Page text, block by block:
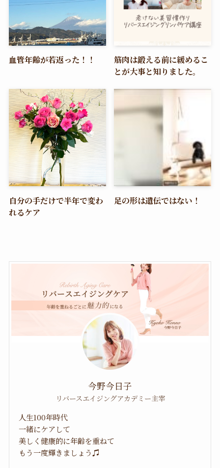
血管年齢が若返った！！
筋肉は鍛える前に緩めるこ
とが大事と知りました。
自分の手だけで半年で変わ
れるケア
足の形は遺伝ではない！
今野今日子
リバースエイジングアカデミー主宰
人生100年時代
一緒にケアして
美しく健康的に年齢を重ねて
もう一度輝きましょう♫